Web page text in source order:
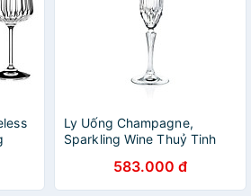
Ly Uống Champagne,
Sparkling Wine Thuỷ Tinh
Crystal Adagio 180 ml -
Adagio Flute 180 ml
583.000 đ